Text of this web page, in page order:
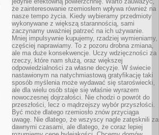
że zainteresowanie rzemiosłem wpływa również na
nasze tempo życia. Kiedy wybieramy przedmioty
wykonywane z większą starannością, sami
zaczynamy uważniej patrzeć na ich używanie.
Mniej impulsywnie kupujemy, rzadziej wymieniamy,
częściej naprawiamy. To z pozoru drobna zmiana,
ale ma duże konsekwencje. Uczy wdzięczności za
rzeczy, które nam służą, oraz większej
odpowiedzialności za własne decyzje. W świecie
nastawionym na natychmiastową gratyfikację taki
sposób myślenia może wydawać się staroświecki,
ale dla wielu osób staje się właśnie wyrazem
nowoczesnej dojrzałości. Nie chodzi o powrót do
przeszłości, lecz o mądrzejszy wybór przyszłości.
Być może dlatego rzemiosło znów przyciąga
uwagę. Nie dlatego, że wszyscy nagle zatęsknili za
dawnymi czasami, ale dlatego, że coraz lepiej